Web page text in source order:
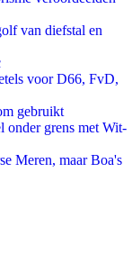
van diefstal en
voor D66, FvD,
gebruikt
grens met Wit-
Meren, maar Boa's